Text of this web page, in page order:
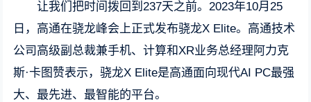
让我们把时间拨回到237天之前。2023年10月25
日，高通在骁龙峰会上正式发布骁龙X Elite。高通技术
公司高级副总裁兼手机、计算和XR业务总经理阿力克
斯·卡图赞表示，骁龙X Elite是高通面向现代AI PC最强
大、最先进、最智能的平台。